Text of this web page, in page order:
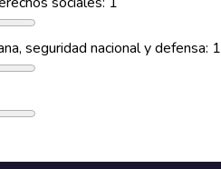
seguridad nacional y defensa: 1